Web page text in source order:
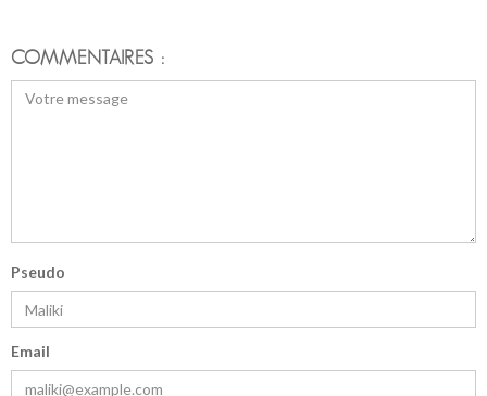
COMMENTAIRES :
Pseudo
Email